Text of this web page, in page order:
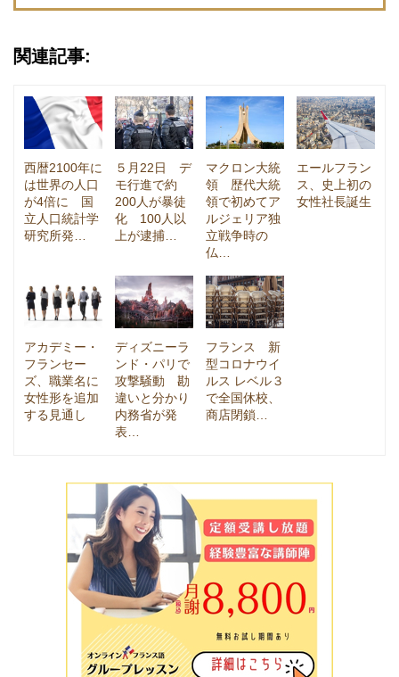
関連記事:
西暦2100年に
は世界の人口
が4倍に 国
立人口統計学
研究所発…
５月22日 デ
モ行進で約
200人が暴徒
化 100人以
上が逮捕…
マクロン大統
領 歴代大統
領で初めてア
ルジェリア独
立戦争時の
仏…
エールフラン
ス、史上初の
女性社長誕生
アカデミー・
フランセー
ズ、職業名に
女性形を追加
する見通し
ディズニーラ
ンド・パリで
攻撃騒動 勘
違いと分かり
内務省が発
表…
フランス 新
型コロナウイ
ルス レベル３
で全国休校、
商店閉鎖…